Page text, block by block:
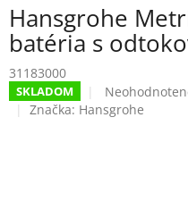
Hansgrohe
batéria s
31183000
SKLADOM
Priemerné
hodnotenie
Značka: Hansgrohe